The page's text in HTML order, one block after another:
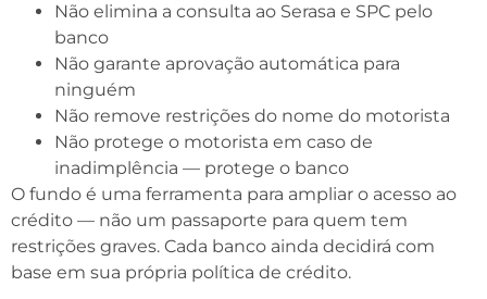
Não elimina a consulta ao Serasa e SPC pelo
banco
Não garante aprovação automática para
ninguém
Não remove restrições do nome do motorista
Não protege o motorista em caso de
inadimplência — protege o banco
O fundo é uma ferramenta para ampliar o acesso ao
crédito — não um passaporte para quem tem
restrições graves. Cada banco ainda decidirá com
base em sua própria política de crédito.